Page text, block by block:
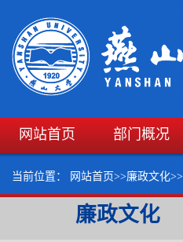
网站首页 部门概况
当前位置： 网站首页>>廉政文化>>
廉政文化